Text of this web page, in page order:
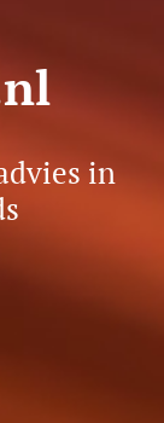
in